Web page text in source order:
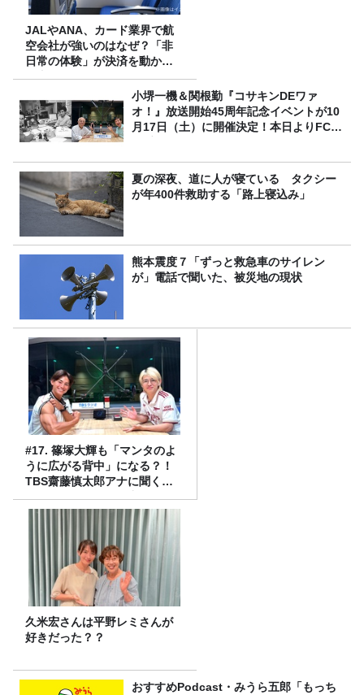
JALやANA、カード業界で航
空会社が強いのはなぜ？「非
日常の体験」が決済を動かす
理由
小堺一機＆関根勤『コサキンDEワァ
オ！』放送開始45周年記念イベントが10
月17日（土）に開催決定！本日よりFC先
夏の深夜、道に人が寝ている タクシー
が年400件救助する「路上寝込み」
熊本震度７「ずっと救急車のサイレン
が」電話で聞いた、被災地の現状
#17. 篠塚大輝も「マンタのよ
うに広がる背中」になる？！
TBS齋藤慎太郎アナに聞くメ
ンズフィジークの魅力！！
久米宏さんは平野レミさんが
好きだった？？
おすすめPodcast・みうら五郎「もっち